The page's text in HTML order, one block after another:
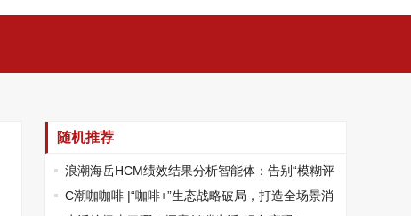
随机推荐
浪潮海岳HCM绩效结果分析智能体：告别“模糊评
估”，精准提效
C潮咖咖啡 |“咖啡+”生态战略破局，打造全场景消